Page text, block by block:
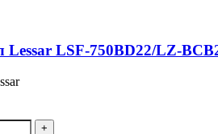
Lessar LSF-750BD22/LZ-